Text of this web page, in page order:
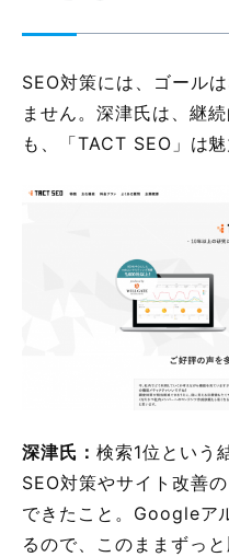
SEO対策には、ゴール
ません。深津氏は、継
も、「TACT SEO」は
深津氏： 検索1位という
SEO対策やサイト改善
できたこと。Googleア
るので、このままずっ